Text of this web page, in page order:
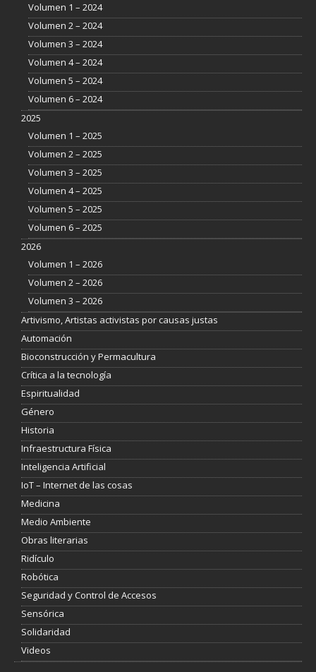
Volumen 1 – 2024
Volumen 2 – 2024
Volumen 3 – 2024
Volumen 4 – 2024
Volumen 5 – 2024
Volumen 6 – 2024
2025
Volumen 1 – 2025
Volumen 2 – 2025
Volumen 3 – 2025
Volumen 4 – 2025
Volumen 5 – 2025
Volumen 6 – 2025
2026
Volumen 1 – 2026
Volumen 2 – 2026
Volumen 3 – 2026
Artivismo, Artistas activistas por causas justas
Automación
Bioconstrucción y Permacultura
Crítica a la tecnología
Espiritualidad
Género
Historia
Infraestructura Física
Inteligencia Artificial
IoT – Internet de las cosas
Medicina
Medio Ambiente
Obras literarias
Ridículo
Robótica
Seguridad y Control de Accesos
Sensórica
Solidaridad
Videos